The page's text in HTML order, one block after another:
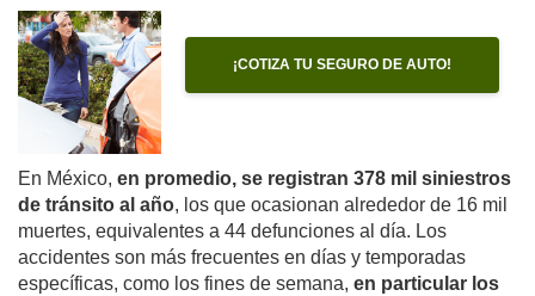
¡COTIZA TU SEGURO DE AUTO!
En México, en promedio, se registran 378 mil siniestros
de tránsito al año, los que ocasionan alrededor de 16 mil
muertes, equivalentes a 44 defunciones al día. Los
accidentes son más frecuentes en días y temporadas
específicas, como los fines de semana, en particular los